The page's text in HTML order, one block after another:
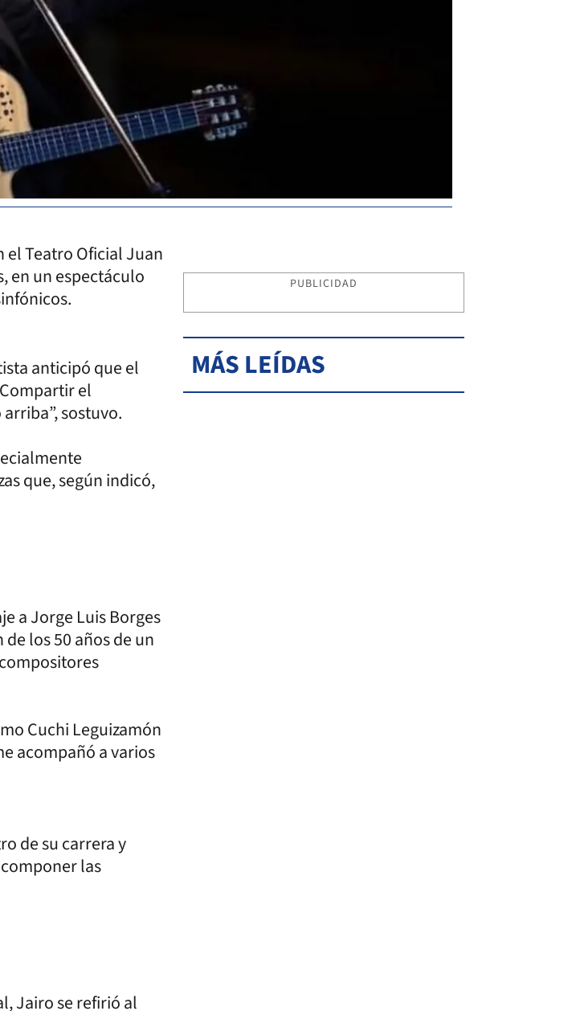
el Teatro Oficial Juan
en un espectáculo
anticipó que el
el
sostuvo.
que, según indicó,
a Jorge Luis Borges
los 50 años de un
Cuchi Leguizamón
acompañó a varios
de su carrera y
las
Jairo se refirió al
PUBLICIDAD
MÁS LEÍDAS